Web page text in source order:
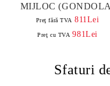
MIJLOC
100*180 BAZA 40 CM
POLITE DE 30 CM
Preţ fără TVA 811Lei
Preţ cu TVA 981Lei
Sfaturi